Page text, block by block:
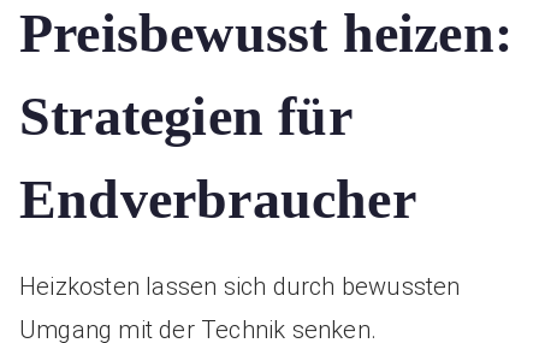
Preisbewusst heizen:
Strategien für
Endverbraucher
Heizkosten lassen sich durch bewussten
Umgang mit der Technik senken.